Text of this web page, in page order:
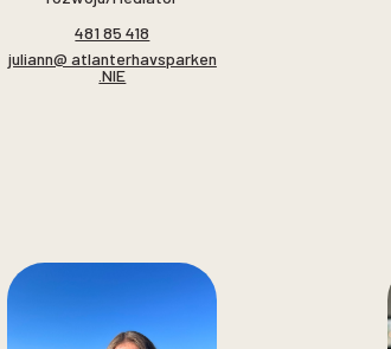
481 85 418
juliann@ atlanterhavsparken
.NIE